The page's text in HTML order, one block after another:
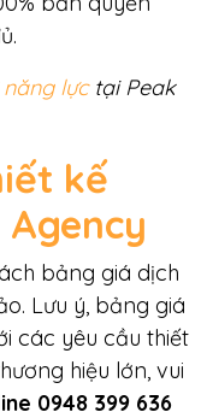
lựctại Peak
kế
bảng giá dịch
Lưu ý, bảng giá
các yêu cầu thiết
hiệu lớn, vui
0948 399 636